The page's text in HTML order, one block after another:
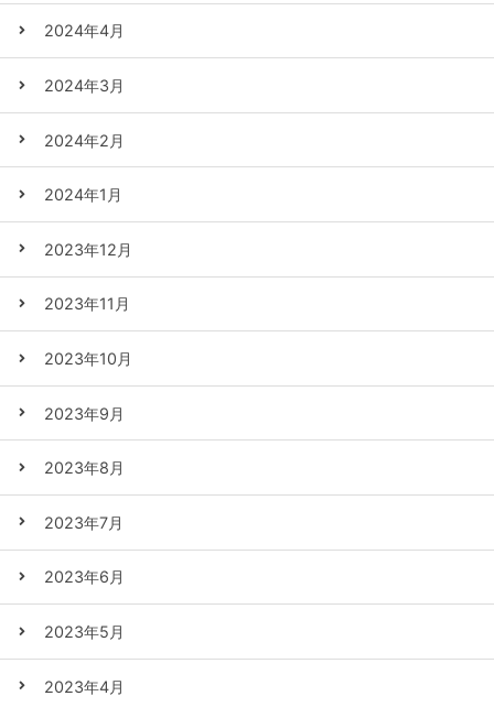
2024年4月
2024年3月
2024年2月
2024年1月
2023年12月
2023年11月
2023年10月
2023年9月
2023年8月
2023年7月
2023年6月
2023年5月
2023年4月